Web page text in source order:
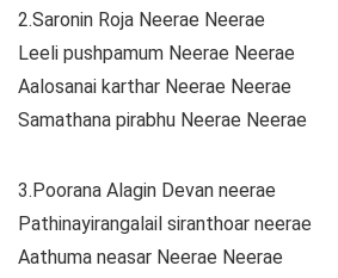
2.Saronin Roja Neerae Neerae
Leeli pushpamum Neerae Neerae
Aalosanai karthar Neerae Neerae
Samathana pirabhu Neerae Neerae
3.Poorana Alagin Devan neerae
Pathinayirangalail siranthoar neerae
Aathuma neasar Neerae Neerae